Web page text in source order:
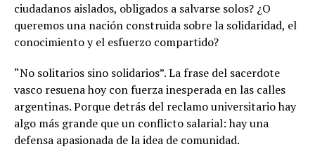
ciudadanos aislados, obligados a salvarse solos? ¿O
queremos una nación construida sobre la solidaridad, el
conocimiento y el esfuerzo compartido?
“No solitarios sino solidarios”. La frase del sacerdote
vasco resuena hoy con fuerza inesperada en las calles
argentinas. Porque detrás del reclamo universitario hay
algo más grande que un conflicto salarial: hay una
defensa apasionada de la idea de comunidad.